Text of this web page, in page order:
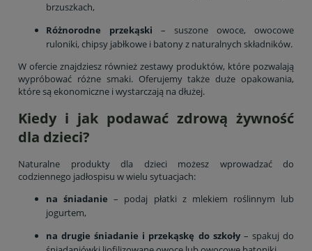
brzuszkach,
Różnorodne przekąski – suszone owoce, owocowe
ruloniki, chipsy jabłkowe i batony z naturalnych składników.
W ofercie znajdziesz również zestawy produktów, które pozwalają
wypróbować różne smaki. Oferujemy także duże opakowania,
które są ekonomiczne i wystarczają na dłużej.
Kiedy i jak podawać zdrową żywność
dla dzieci?
Naturalne produkty dla dzieci możesz wprowadzać do
codziennego jadłospisu w wielu sytuacjach:
na śniadanie – podaj płatki z mlekiem roślinnym lub
jogurtem,
na drugie śniadanie i przekąskę do szkoły – spakuj do